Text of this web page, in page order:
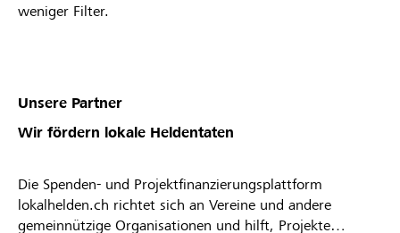
weniger Filter.
Unsere Partner
Wir fördern lokale Heldentaten
Die Spenden- und Projektfinanzierungsplattform
lokalhelden.ch richtet sich an Vereine und andere
gemeinnützige Organisationen und hilft, Projekte